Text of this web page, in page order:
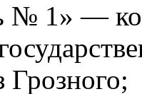
№ 1» —
Грозного;